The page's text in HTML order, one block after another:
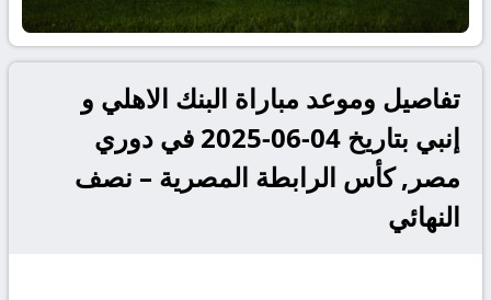
تفاصيل وموعد مباراة البنك الاهلي و
إنبي بتاريخ 04-06-2025 في دوري
مصر, كأس الرابطة المصرية – نصف
النهائي